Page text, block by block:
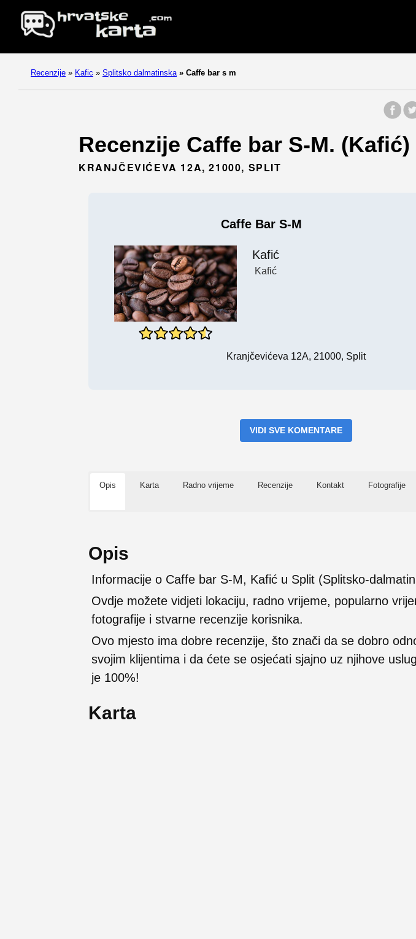
Recenzije » Kafic » Splitsko dalmatinska » Caffe bar s m
Recenzije Caffe bar S-M.
KRANJČEVIĆEVA 12A, 21000, SPLIT
Caffe Bar S-M
Kafić
Kafić
Kranjčevićeva 12A, 21000, Split
VIDI SVE KOMENTARE
Opis Karta Radno vrijeme Recenzije Kontakt Fotografije
Opis
Informacije o Caffe bar S-M, Kafić u Split (Splitsko-
Ovdje možete vidjeti lokaciju, radno vrijeme, popularno
fotografije i stvarne recenzije korisnika.
Ovo mjesto ima dobre recenzije, što znači da se dobro
svojim klijentima i da ćete se osjećati sjajno uz njihove
je 100%!
Karta